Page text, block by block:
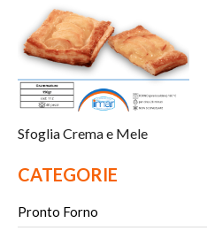
Sfoglia Crema e Mele
CATEGORIE
Pronto Forno